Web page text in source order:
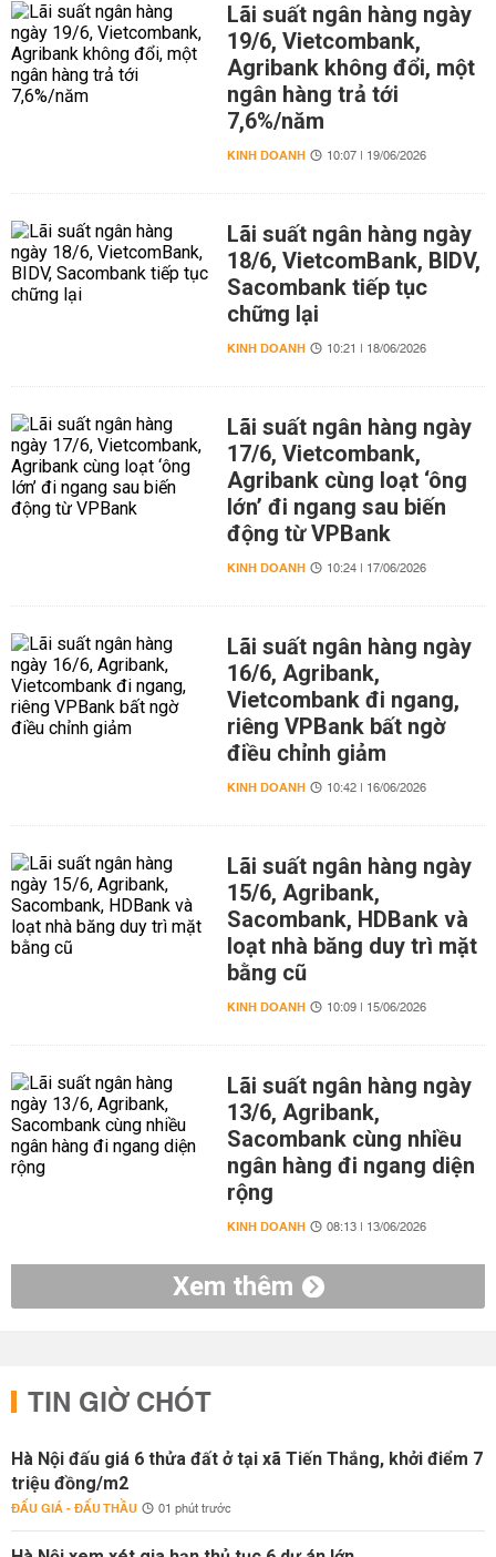
Lãi suất ngân hàng ngày
19/6, Vietcombank,
Agribank không đổi, một
ngân hàng trả tới
7,6%/năm
KINH DOANH 10:07 | 19/06/2026
Lãi suất ngân hàng ngày
18/6, VietcomBank, BIDV,
Sacombank tiếp tục
chững lại
KINH DOANH 10:21 | 18/06/2026
Lãi suất ngân hàng ngày
17/6, Vietcombank,
Agribank cùng loạt ‘ông
lớn’ đi ngang sau biến
động từ VPBank
KINH DOANH 10:24 | 17/06/2026
Lãi suất ngân hàng ngày
16/6, Agribank,
Vietcombank đi ngang,
riêng VPBank bất ngờ
điều chỉnh giảm
KINH DOANH 10:42 | 16/06/2026
Lãi suất ngân hàng ngày
15/6, Agribank,
Sacombank, HDBank và
loạt nhà băng duy trì mặt
bằng cũ
KINH DOANH 10:09 | 15/06/2026
Lãi suất ngân hàng ngày
13/6, Agribank,
Sacombank cùng nhiều
ngân hàng đi ngang diện
rộng
KINH DOANH 08:13 | 13/06/2026
Xem thêm
TIN GIỜ CHÓT
Hà Nội đấu giá 6 thửa đất ở tại xã Tiến Thắng, khởi điểm 7
triệu đồng/m2
ĐẤU GIÁ - ĐẤU THẦU 01 phút trước